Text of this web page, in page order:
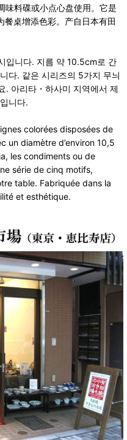
味料碟或小点心盘使用。它是
桌增添色彩。产自日本有田
입니다. 지름 약 10.5cm로 간
다. 같은 시리즈의 5가지 무늬
. 아리타・하사미 지역에서 제
니다.
colorées disposées de
un diamètre d’environ 10,5
les condiments ou de
série de cinq motifs,
table. Fabriquée dans la
et esthétique.